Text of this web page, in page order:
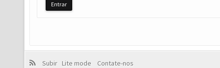
Subir Lite mode
Contate-nos